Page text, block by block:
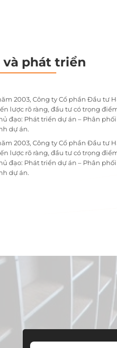
phát triển
2003, Công ty Cổ phần Đầu tư
lược rõ ràng, đầu tư có trọng
đạo: Phát triển dự án – Phân
dự án.
2003, Công ty Cổ phần Đầu tư
lược rõ ràng, đầu tư có trọng
đạo: Phát triển dự án – Phân
dự án.